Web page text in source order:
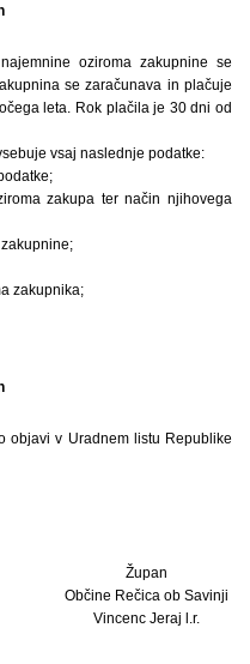
oziroma zakupnine se
se zaračunava in plačuje
leta. Rok plačila je 30 dni od
vsaj naslednje podatke:
zakupa ter način njihovega
zakupnika;
objavi v Uradnem listu Republike
Župan
Občine Rečica ob Savinji
Vincenc Jeraj l.r.